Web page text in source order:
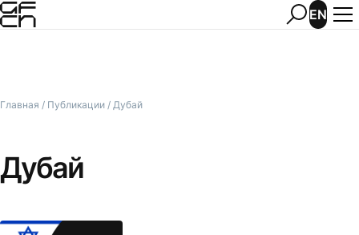
EN
Главная / Публикации / Дубай
Дубай